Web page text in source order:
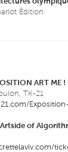
Èdition
ART ME !
TK-21
of